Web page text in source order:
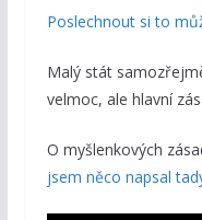
Poslechnout si to
Malý stát
velmoc, ale hlavní
O myšlenkových
jsem něco napsal